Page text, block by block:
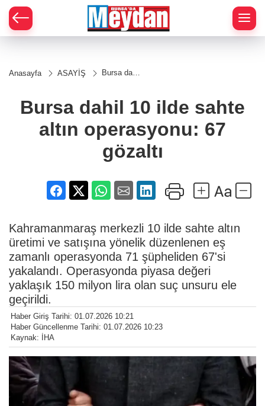
Anasayfa ASAYİŞ
Bursa dahil
operasyonu:
67 gözaltı
Bursa dahil 10 ilde sahte
altın operasyonu: 67
gözaltı
Kahramanmaraş merkezli 10 ilde sahte altın
üretimi ve satışına yönelik düzenlenen eş
zamanlı operasyonda 71 şüpheliden 67'si
yakalandı. Operasyonda piyasa değeri
yaklaşık 150 milyon lira olan suç unsuru ele
geçirildi.
Haber Giriş Tarihi: 01.07.2026 10:21
Haber Güncellenme Tarihi: 01.07.2026 10:23
Kaynak: İHA